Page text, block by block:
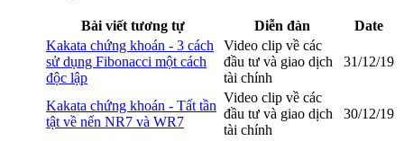
Bài viết tương tự Diễn đàn
Date
Kakata chứng khoán - 3 cách
sử dụng Fibonacci một cách
độc lập
Video clip về các
đầu tư và giao dịch
tài chính
31/12/19
Kakata chứng khoán - Tất tần
tật về nến NR7 và WR7
Video clip về các
đầu tư và giao dịch
tài chính
30/12/19